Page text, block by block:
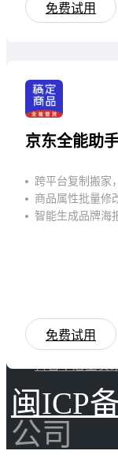
免费试用
京东全能助
跨平台复制搬家
商品属性批量修
智能生成品牌海
免费试用
服务与支持
客服电话：0592-
合作/邮箱：
联系地址：厦门市
闽ICP
公司